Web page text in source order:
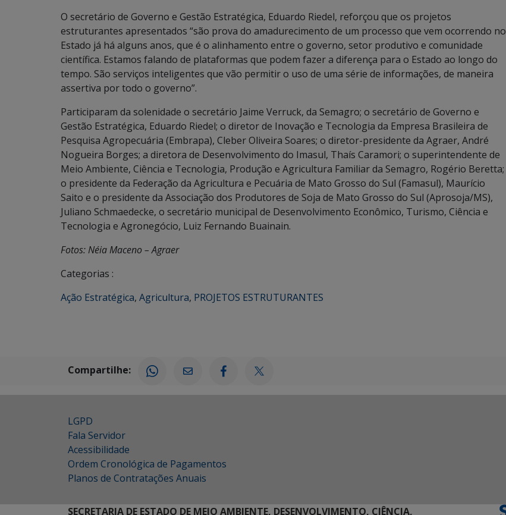
O secretário de Governo e Gestão Estratégica, Eduardo Riedel, reforçou que os projetos
estruturantes apresentados “são prova do amadurecimento de um processo que vem ocorrendo no
Estado já há alguns anos, que é o alinhamento entre o governo, setor produtivo e comunidade
científica. Estamos falando de plataformas que podem fazer a diferença para o Estado ao longo do
tempo. São serviços inteligentes que vão permitir o uso de uma série de informações, de maneira
assertiva por todo o governo”.
Participaram da solenidade o secretário Jaime Verruck, da Semagro; o secretário de Governo e
Gestão Estratégica, Eduardo Riedel; o diretor de Inovação e Tecnologia da Empresa Brasileira de
Pesquisa Agropecuária (Embrapa), Cleber Oliveira Soares; o diretor-presidente da Agraer, André
Nogueira Borges; a diretora de Desenvolvimento do Imasul, Thaís Caramori; o superintendente de
Meio Ambiente, Ciência e Tecnologia, Produção e Agricultura Familiar da Semagro, Rogério Beretta;
o presidente da Federação da Agricultura e Pecuária de Mato Grosso do Sul (Famasul), Maurício
Saito e o presidente da Associação dos Produtores de Soja de Mato Grosso do Sul (Aprosoja/MS),
Juliano Schmaedecke, o secretário municipal de Desenvolvimento Econômico, Turismo, Ciência e
Tecnologia e Agronegócio, Luiz Fernando Buainain.
Fotos: Néia Maceno – Agraer
Categorias :
Ação Estratégica, Agricultura, PROJETOS ESTRUTURANTES
Compartilhe:
LGPD
Fala Servidor
Acessibilidade
Ordem Cronológica de Pagamentos
Planos de Contratações Anuais
SECRETARIA DE ESTADO DE MEIO AMBIENTE, DESENVOLVIMENTO, CIÊNCIA,